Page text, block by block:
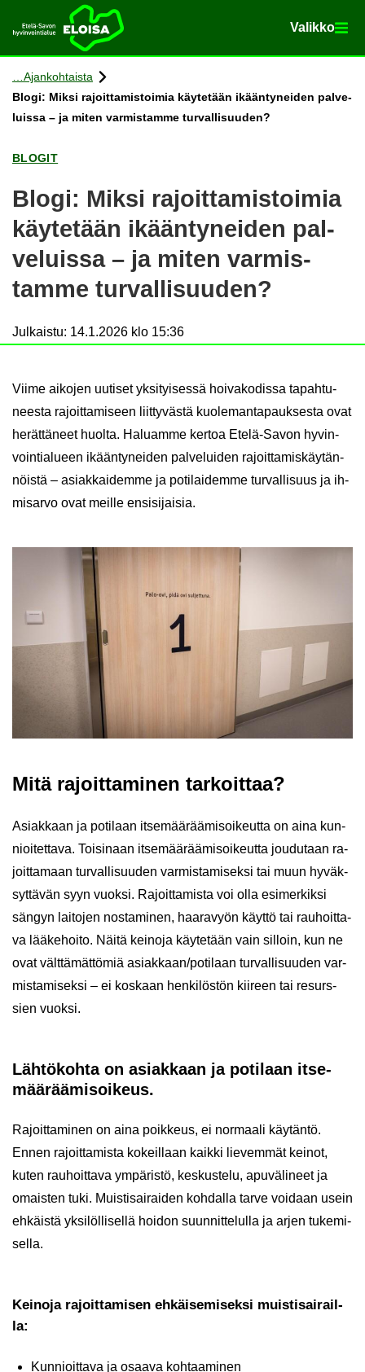
Etusi­vu Va­lik­ko
Va­lik­ko
Siir­ry si­säl­töön
Ajan­koh­tais­ta
Blogi: Miksi ra­joit­ta­mis­toi­mia käy­te­tään ikään­ty­nei­den pal­ve­
luis­sa – ja miten var­mis­tam­me tur­val­li­suu­den?
BLO­GIT
Blogi: Miksi ra­joit­ta­mis­toi­mia
käy­te­tään ikään­ty­nei­den pal­
ve­luis­sa – ja miten var­mis­
tam­me tur­val­li­suu­den?
Julkaistu: 14.1.2026 klo 15:36
Viime ai­ko­jen uu­ti­set yk­si­tyi­ses­sä hoi­va­ko­dis­sa ta­pah­tu­
nees­ta ra­joit­ta­mi­seen liit­ty­väs­tä kuo­le­man­ta­pauk­ses­ta ovat
he­rät­tä­neet huol­ta. Ha­luam­me ker­toa Etelä-​Savon hy­vin­
voin­tia­lu­een ikään­ty­nei­den pal­ve­lui­den ra­joit­ta­mis­käy­tän­
nöis­tä – asiak­kai­dem­me ja po­ti­lai­dem­me tur­val­li­suus ja ih­
mi­sar­vo ovat meil­le en­si­si­jai­sia.
Mitä ra­joit­ta­mi­nen tar­koit­taa?
Asiak­kaan ja po­ti­laan it­se­mää­rää­mi­soi­keut­ta on aina kun­
nioi­tet­ta­va. Toi­si­naan it­se­mää­rää­mi­soi­keut­ta jou­du­taan ra­
joit­ta­maan tur­val­li­suu­den var­mis­ta­mi­sek­si tai muun hy­väk­
syt­tä­vän syyn vuok­si. Ra­joit­ta­mis­ta voi olla esi­mer­kik­si
sän­gyn lai­to­jen nos­ta­mi­nen, haa­ra­vyön käyt­tö tai rau­hoit­ta­
va lää­ke­hoi­to. Näitä kei­no­ja käy­te­tään vain sil­loin, kun ne
ovat vält­tä­mät­tö­miä asiak­kaan/po­ti­laan tur­val­li­suu­den var­
mis­ta­mi­sek­si – ei kos­kaan hen­ki­lös­tön kii­reen tai re­surs­
sien vuok­si.
Läh­tö­koh­ta on asiak­kaan ja po­ti­laan it­se­
mää­rää­mi­soi­keus.
Ra­joit­ta­mi­nen on aina poik­keus, ei nor­maa­li käy­tän­tö.
Ennen ra­joit­ta­mis­ta ko­keil­laan kaik­ki lie­vem­mät kei­not,
kuten rau­hoit­ta­va ym­pä­ris­tö, kes­kus­te­lu, apu­vä­li­neet ja
omais­ten tuki. Muis­ti­sai­rai­den koh­dal­la tarve voi­daan usein
eh­käis­tä yk­si­löl­li­sel­lä hoi­don suun­nit­te­lul­la ja arjen tu­ke­mi­
sel­la.
Kei­no­ja ra­joit­ta­mi­sen eh­käi­se­mi­sek­si muis­ti­sai­rail­
la:
Kun­nioit­ta­va ja osaa­va koh­taa­mi­nen